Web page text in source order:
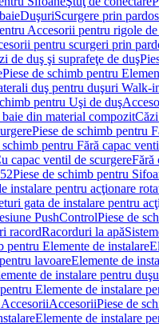
DuşuriScurgere prin
Accesorii pentru rigole
pentru scurgeri prin
de duş şi suprafeţe de duş
Piese de schimb pentru
duş pentru duşuri Walk-
pentru Uşi de duş
din material compozit
Piese de schimb pentru
schimb pentru Fără capac
capac ventil de scurgereFără
Piese de schimb pentru
instalare pentru acţionare
gata de instalare pentru
PushControlPiese de
racordRacorduri la apă
pentru Elemente de instalare
lavoareElemente de
de instalare pentru
Elemente de instalare
AccesoriiPiese de
Elemente de instalare